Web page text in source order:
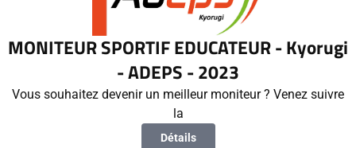
MONITEUR SPORTIF EDUCATEUR - Kyorugi
- ADEPS - 2023
Vous souhaitez devenir un meilleur moniteur ? Venez suivre
la
Détails